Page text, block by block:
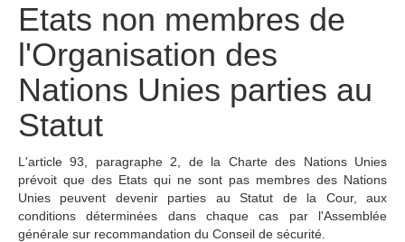
Etats non membres de
l'Organisation des
Nations Unies parties au
Statut
L'article 93, paragraphe 2, de la Charte des Nations Unies
prévoit que des Etats qui ne sont pas membres des Nations
Unies peuvent devenir parties au Statut de la Cour, aux
conditions déterminées dans chaque cas par l'Assemblée
générale sur recommandation du Conseil de sécurité.
Juges ad hoc
actuels
Fonctionnement
Assistance financière
aux Parties
Rapports annuels
80e anniversaire de la
Cour
LE GREFFE